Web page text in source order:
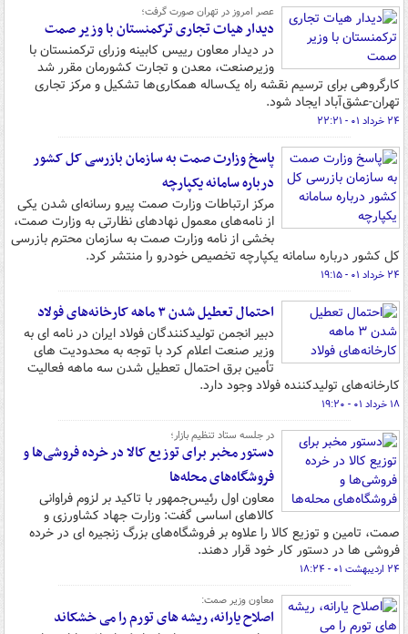
عصر امروز در تهران صورت گرفت؛
دیدار هیات تجاری ترکمنستان با وزیر صمت
در دیدار معاون رییس کابینه وزرای ترکمنستان با
وزیرصنعت، معدن و تجارت کشورمان مقرر شد
کارگروهی برای ترسیم نقشه راه یک‌ساله همکاری‌ها تشکیل و مرکز تجاری
تهران-عشق‌آباد ایجاد شود.
۲۴ خرداد ۰۱ - ۲۲:۲۱
پاسخ وزارت صمت به سازمان بازرسی کل کشور
درباره سامانه یکپارچه
مرکز ارتباطات وزارت صمت پیرو رسانه‌ای شدن یکی
از نامه‌های معمول نهادهای نظارتی به وزارت صمت،
بخشی از نامه وزارت صمت به سازمان محترم بازرسی
کل کشور درباره سامانه یکپارچه تخصیص خودرو را منتشر کرد.
۲۴ خرداد ۰۱ - ۱۹:۱۵
احتمال تعطیل شدن ۳ ماهه کارخانه‌های فولاد
دبیر انجمن تولیدکنندگان فولاد ایران در نامه ای به
وزیر صنعت اعلام کرد با توجه به محدودیت های
تأمین برق احتمال تعطیل شدن سه ماهه فعالیت
کارخانه‌های تولیدکننده فولاد وجود دارد.
۱۸ خرداد ۰۱ - ۱۹:۲۰
در جلسه ستاد تنظیم بازار؛
دستور مخبر برای توزیع کالا در خرده فروشی‌ها و
فروشگاه‌های محله‌ها
معاون اول رئیس‌جمهور با تاکید بر لزوم فراوانی
کالاهای اساسی گفت: وزارت جهاد کشاورزی و
صمت، تامین و توزیع کالا را علاوه بر فروشگاه‌های بزرگ زنجیره ای در خرده
فروشی ها در دستور کار خود قرار دهند.
۲۴ اردیبهشت ۰۱ - ۱۸:۲۴
معاون وزیر صمت:
اصلاح یارانه، ریشه های تورم را می خشکاند